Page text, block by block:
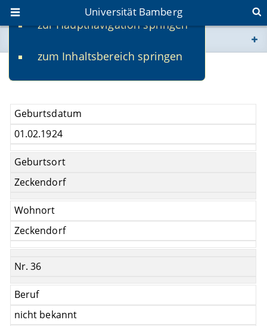
zur Hauptnavigation springen
zum Inhaltsbereich springen
Universität Bamberg
www.uni-bamberg.de
fis.uni-bamberg.de
Ilse Rosenbaum
Geburtsdatum
01.02.1924
Geburtsort
Zeckendorf
Wohnort
Zeckendorf
Nr. 36
Beruf
nicht bekannt